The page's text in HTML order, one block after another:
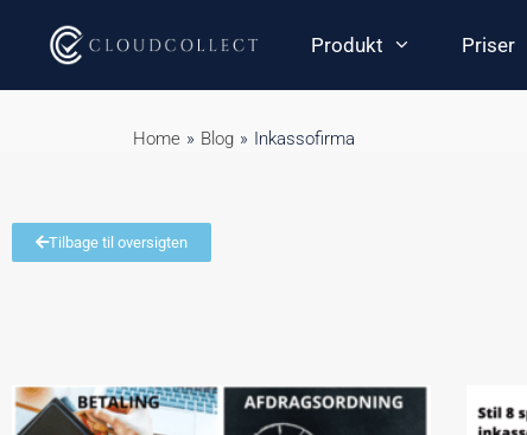
Produkt Priser
Home » Blog » Inkassofirma
Tilbage til oversigten